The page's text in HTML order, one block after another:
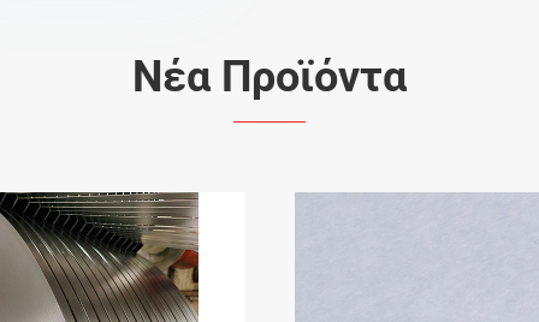
Νέα Προϊόντα